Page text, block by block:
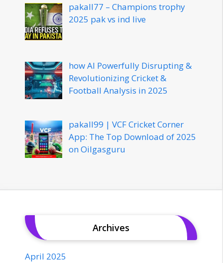
pakall77 – Champions trophy
2025 pak vs ind live
how AI Powerfully Disrupting &
Revolutionizing Cricket &
Football Analysis in 2025
pakall99 | VCF Cricket Corner
App: The Top Download of 2025
on Oilgasguru
Archives
April 2025